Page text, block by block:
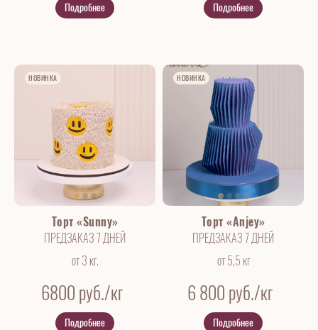
Подробнее Подробнее
НОВИНКА
Торт «Sunny»
ПРЕДЗАКАЗ 7 ДНЕЙ
от 3 кг.
6800 руб./кг
Подробнее
НОВИНКА
Торт «Anjey»
ПРЕДЗАКАЗ 7 ДНЕЙ
от 5,5 кг
6 800 руб./кг
Подробнее